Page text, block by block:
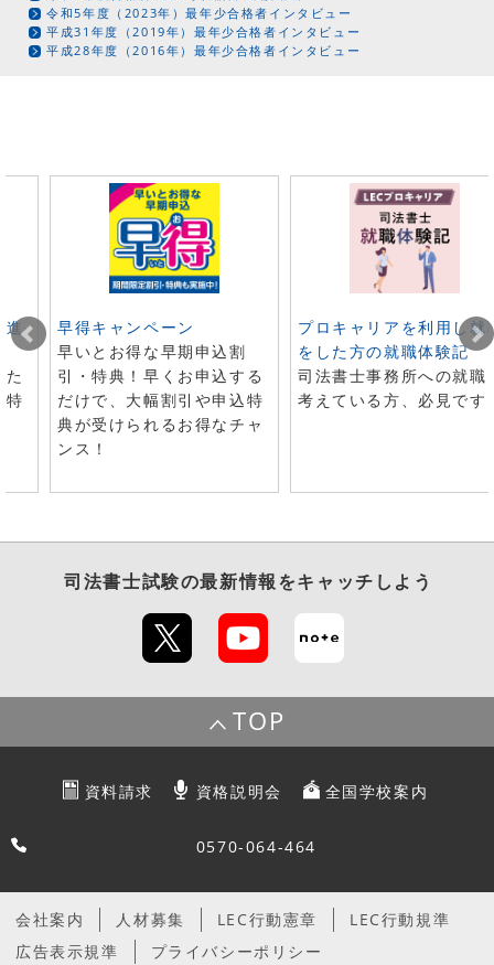
令和5年度（2023年）最年少合格者インタビュー
平成31年度（2019年）最年少合格者インタビュー
平成28年度（2016年）最年少合格者インタビュー
進
特
早得キャンペーン
早いとお得な早期申込割
引・特典！早くお申込する
だけで、大幅割引や申込特
典が受けられるお得なチャ
ンス！
プロキャリアを利用し就
をした方の就職体験記
司法書士事務所への就職
考えている方、必見です
司法書士試験の最新情報をキャッチしよう
TOP
資料請求 資格説明会 全国学校案内
0570-064-464
会社案内 人材募集 LEC行動憲章
LEC行動規準
広告表示規準
プライバシーポリシー